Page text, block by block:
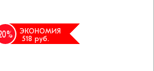
%
ЭКОНОМИЯ
518 руб.